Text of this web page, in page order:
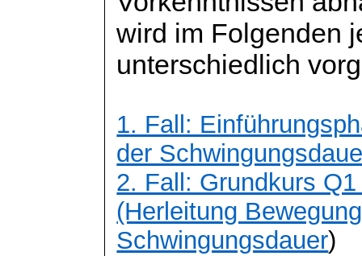
wird im Folgenden
unterschiedlich
1. Fall:
der
2. Fall: Grundkurs
(Herleitung
Schwingungsdauer)